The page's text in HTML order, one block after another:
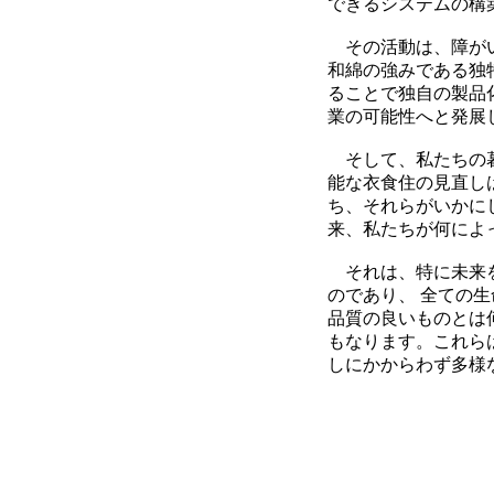
できるシステムの構
その活動は、障が
和綿の強みである独
ることで独自の製
業の可能性へと発展
そして、私たちの
能な衣食住の見直し
ち、それらがいかに
来、私たちが何によ
それは、特に未来
のであり、 全ての
品質の良いものとは
もなります。これ
しにかからわず多